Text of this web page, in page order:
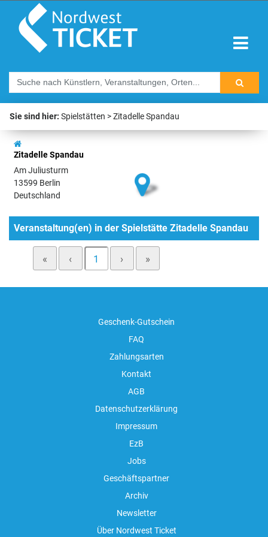
Sie sind hier: Spielstätten Zitadelle Spandau
Zitadelle Spandau
Am Juliusturm
13599 Berlin
Deutschland
Veranstaltung(en) in der Spielstätte Zitadelle Spandau
« ‹ 1 › »
Geschenk-Gutschein
FAQ
Zahlungsarten
Kontakt
AGB
Datenschutzerklärung
Impressum
EzB
Jobs
Geschäftspartner
Archiv
Newsletter
Über Nordwest Ticket